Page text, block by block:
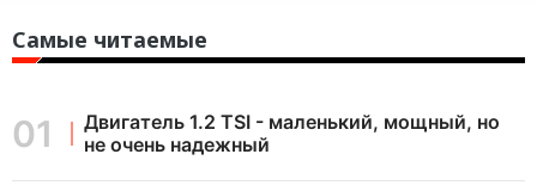
Самые читаемые
Двигатель 1.2 TSI - маленький, мощный, но
не очень надежный